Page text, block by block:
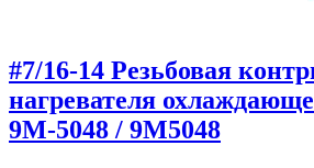
#7/16-14 Резьбовая
нагревателя
9M-5048 / 9M5048